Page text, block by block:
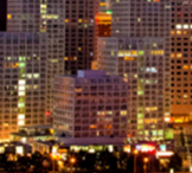
خطوات شراء عقار